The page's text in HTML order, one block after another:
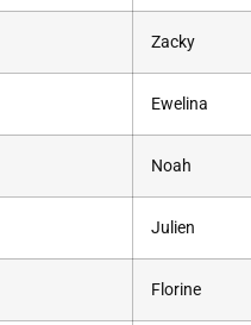
Zacky
Ewelina
Noah
Julien
Florine